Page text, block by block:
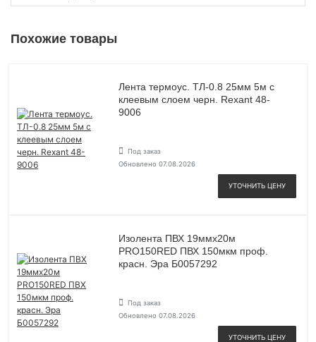
Похожие товары
Лента термоус. ТЛ-0.8 25мм 5м с
клеевым слоем черн. Rexant 48-
9006
Под заказ
Обновлено 07.08.2026
УТОЧНИТЬ ЦЕНУ
Изолента ПВХ 19ммх20м
PRO150RED ПВХ 150мкм проф.
красн. Эра Б0057292
Под заказ
Обновлено 07.08.2026
УТОЧНИТЬ ЦЕНУ